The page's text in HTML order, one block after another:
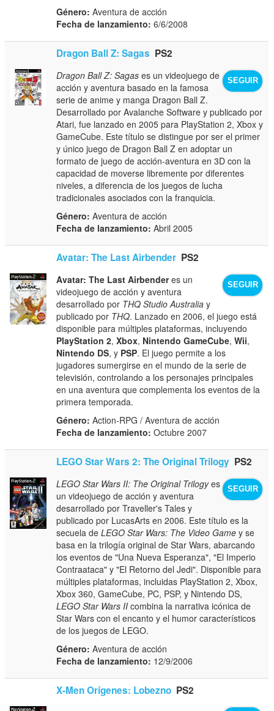
Género: Aventura de acción
Fecha de lanzamiento: 6/6/2008
Dragon Ball Z: Sagas PS2
SEGUIR
Dragon Ball Z: Sagas es un videojuego de
acción y aventura basado en la famosa
serie de anime y manga Dragon Ball Z.
Desarrollado por Avalanche Software y publicado por
Atari, fue lanzado en 2005 para PlayStation 2, Xbox y
GameCube. Este título se distingue por ser el primer
y único juego de Dragon Ball Z en adoptar un
formato de juego de acción-aventura en 3D con la
capacidad de moverse libremente por diferentes
niveles, a diferencia de los juegos de lucha
tradicionales asociados con la franquicia.
Género: Aventura de acción
Fecha de lanzamiento: Abril 2005
Avatar: The Last Airbender PS2
SEGUIR
Avatar: The Last Airbenderes un
videojuego de acción y aventura
desarrollado por THQ Studio Australia y
publicado por THQ. Lanzado en 2006, el juego está
disponible para múltiples plataformas, incluyendo
PlayStation 2,Xbox, Nintendo GameCube,Wii,
Nintendo DS, y PSP. El juego permite a los
jugadores sumergirse en el mundo de la serie de
televisión, controlando a los personajes principales
en una aventura que complementa los eventos de la
primera temporada.
Género: Action-RPG / Aventura de acción
Fecha de lanzamiento: Octubre 2007
LEGO Star Wars 2: The Original Trilogy PS2
SEGUIR
LEGO Star Wars II: The Original Trilogyes
un videojuego de acción y aventura
desarrollado por Traveller's Tales y
publicado por LucasArts en 2006. Este título es la
secuela deLEGO Star Wars: The Video Game y se
basa en la trilogía original de Star Wars, abarcando
los eventos de "Una Nueva Esperanza", "El Imperio
Contraataca" y "El Retorno del Jedi". Disponible para
múltiples plataformas, incluidas PlayStation 2, Xbox,
Xbox 360, GameCube, PC, PSP, y Nintendo DS,
LEGO Star Wars II combina la narrativa icónica de
Star Wars con el encanto y el humor característicos
de los juegos de LEGO.
Género: Aventura de acción
Fecha de lanzamiento: 12/9/2006
X-Men Orígenes: Lobezno PS2